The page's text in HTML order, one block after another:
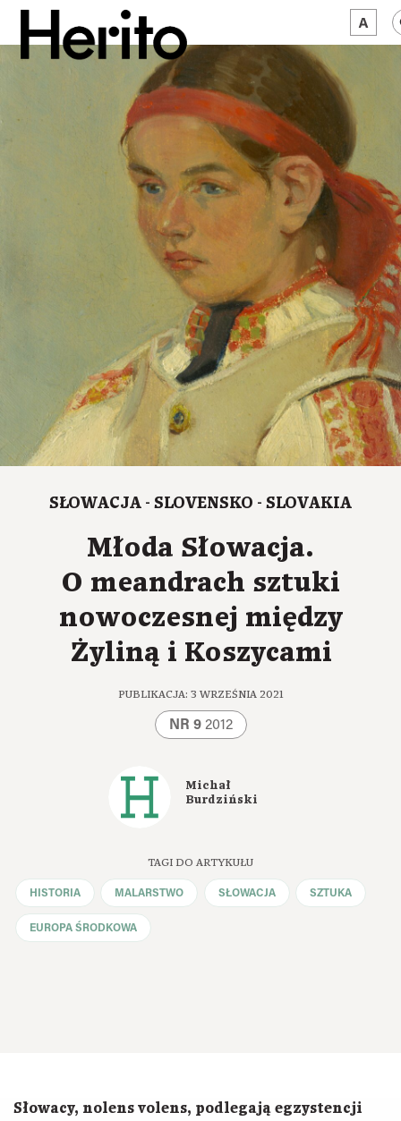
MAMY NA OKU
JĘZYK:
SŁOWACJA - SLOVENSKO - SLOVAKIA
Młoda Słowacja.
O meandrach sztuki
nowoczesnej między
Żyliną i Koszycami
PUBLIKACJA: 3 WRZEŚNIA 2021
NR 92012
Michał
Burdziński
TAGI DO ARTYKUŁU
HISTORIA MALARSTWO SŁOWACJA SZTUKA
EUROPA ŚRODKOWA
Słowacy, nolens volens, podlegają egzystencji